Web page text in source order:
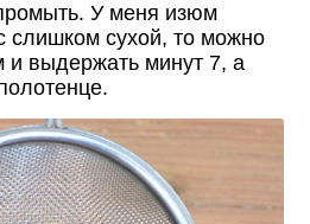
У меня изюм
слишком сухой, то можно
и выдержать минут 7, а